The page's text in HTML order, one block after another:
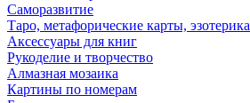
Саморазвитие
Таро, метафорические карты, эзотерика
Аксессуары для книг
Рукоделие и творчество
Алмазная мозаика
Картины по номерам